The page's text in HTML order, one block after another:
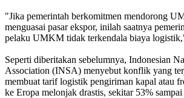
"Jika pemerintah berkomitmen mendorong
menguasai pasar ekspor, inilah saatnya
pelaku UMKM tidak terkendala biaya
Seperti diberitakan sebelumnya, Indonesian
Association (INSA) menyebut konflik yang
membuat tarif logistik pengiriman kapal atau
ke Eropa melonjak drastis, sekitar 53%